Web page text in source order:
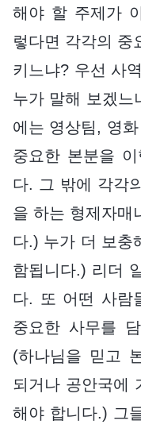
해야 할 주제가
렇다면 각각의 중
키느냐? 우선 사
누가 말해 보겠느
에는 영상팀, 영
중요한 본분을 이
다. 그 밖에 각각
을 하는 형제자매
다.) 누가 더 보충
함됩니다.) 리더
다. 또 어떤 사람
중요한 사무를
(하나님을 믿고
되거나 공안국에
해야 합니다.) 그